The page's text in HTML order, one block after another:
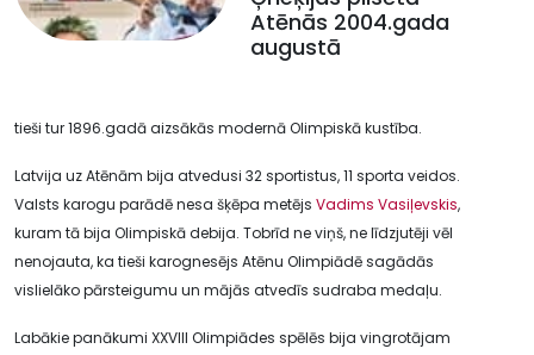
Atēnās 2004.gada
augustā
tieši tur 1896.gadā aizsākās modernā Olimpiskā kustība.
Latvija uz Atēnām bija atvedusi 32 sportistus, 11 sporta veidos.
Valsts karogu parādē nesa šķēpa metējs Vadims Vasiļevskis,
kuram tā bija Olimpiskā debija. Tobrīd ne viņš, ne līdzjutēji vēl
nenojauta, ka tieši karognesējs Atēnu Olimpiādē sagādās
vislielāko pārsteigumu un mājās atvedīs sudraba medaļu.
Labākie panākumi XXVIII Olimpiādes spēlēs bija vingrotājam